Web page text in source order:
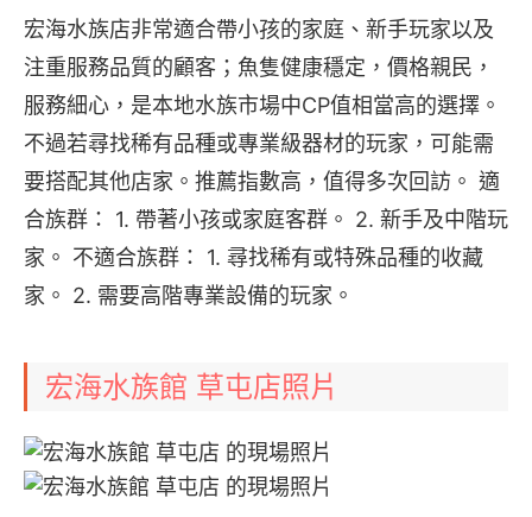
宏海水族店非常適合帶小孩的家庭、新手玩家以及
注重服務品質的顧客；魚隻健康穩定，價格親民，
服務細心，是本地水族市場中CP值相當高的選擇。
不過若尋找稀有品種或專業級器材的玩家，可能需
要搭配其他店家。推薦指數高，值得多次回訪。 適
合族群： 1. 帶著小孩或家庭客群。 2. 新手及中階玩
家。 不適合族群： 1. 尋找稀有或特殊品種的收藏
家。 2. 需要高階專業設備的玩家。
宏海水族館 草屯店照片